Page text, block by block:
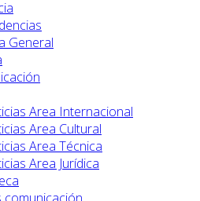
General
Area Internacional
Area Cultural
Area Técnica
Area Jurídica